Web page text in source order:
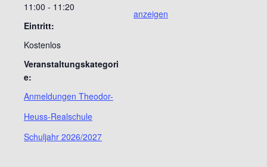
11:00 - 11:20
Eintritt:
Kostenlos
Veranstaltungskategori
e:
Anmeldungen Theodor-
Heuss-Realschule
Schuljahr 2026/2027
anzeigen